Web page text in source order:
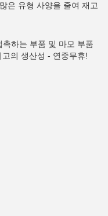
은 유형 사양을 줄여 재고
하는 부품 및 마모 부품
의 생산성 - 연중무휴!